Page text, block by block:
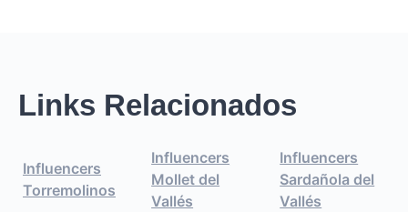
Links Relacionados
Influencers
Torremolinos
Influencers
Mollet del
Vallés
Influencers
Sardañola del
Vallés